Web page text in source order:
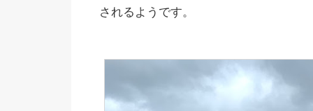
されるようです。